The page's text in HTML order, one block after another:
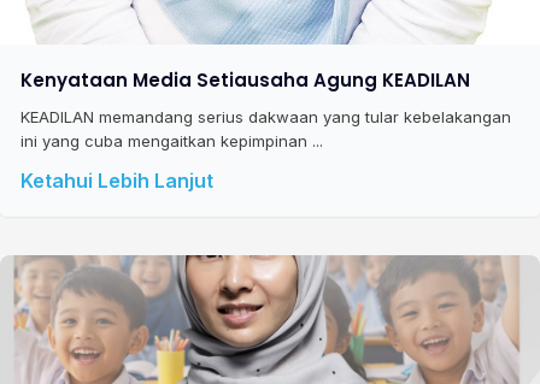
Kenyataan Media Setiausaha Agung KEADILAN
KEADILAN memandang serius dakwaan yang tular kebelakangan
ini yang cuba mengaitkan kepimpinan ...
Ketahui Lebih Lanjut